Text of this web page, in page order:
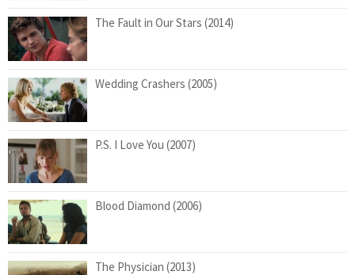
The Fault in Our Stars (2014)
Wedding Crashers (2005)
P.S. I Love You (2007)
Blood Diamond (2006)
The Physician (2013)